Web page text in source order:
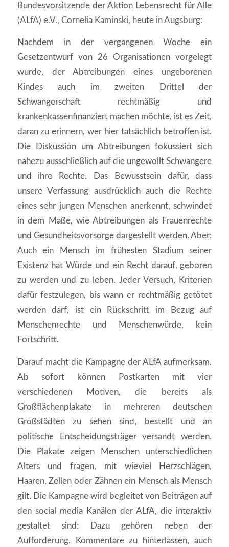
Bundesvorsitzende der Aktion Lebensrecht für Alle
(ALfA) e.V., Cornelia Kaminski, heute in Augsburg:
Nachdem in der vergangenen Woche ein
Gesetzentwurf von 26 Organisationen vorgelegt
wurde, der Abtreibungen eines ungeborenen
Kindes auch im zweiten Drittel der
Schwangerschaft rechtmäßig und
krankenkassenfinanziert machen möchte, ist es Zeit,
daran zu erinnern, wer hier tatsächlich betroffen ist.
Die Diskussion um Abtreibungen fokussiert sich
nahezu ausschließlich auf die ungewollt Schwangere
und ihre Rechte. Das Bewusstsein dafür, dass
unsere Verfassung ausdrücklich auch die Rechte
eines sehr jungen Menschen anerkennt, schwindet
in dem Maße, wie Abtreibungen als Frauenrechte
und Gesundheitsvorsorge dargestellt werden. Aber:
Auch ein Mensch im frühesten Stadium seiner
Existenz hat Würde und ein Recht darauf, geboren
zu werden und zu leben. Jeder Versuch, Kriterien
dafür festzulegen, bis wann er rechtmäßig getötet
werden darf, ist ein Rückschritt im Bezug auf
Menschenrechte und Menschenwürde, kein
Fortschritt.
Darauf macht die Kampagne der ALfA aufmerksam.
Ab sofort können Postkarten mit vier
verschiedenen Motiven, die bereits als
Großflächenplakate in mehreren deutschen
Großstädten zu sehen sind, bestellt und an
politische Entscheidungsträger versandt werden.
Die Plakate zeigen Menschen unterschiedlichen
Alters und fragen, mit wieviel Herzschlägen,
Haaren, Zellen oder Zähnen ein Mensch als Mensch
gilt. Die Kampagne wird begleitet von Beiträgen auf
den social media Kanälen der ALfA, die interaktiv
gestaltet sind: Dazu gehören neben der
Aufforderung, Kommentare zu hinterlassen, auch